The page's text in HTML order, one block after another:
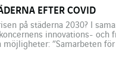
EFTER COVID
på städerna 2030? I
innovations-
möjligheter: ”Samarbeten